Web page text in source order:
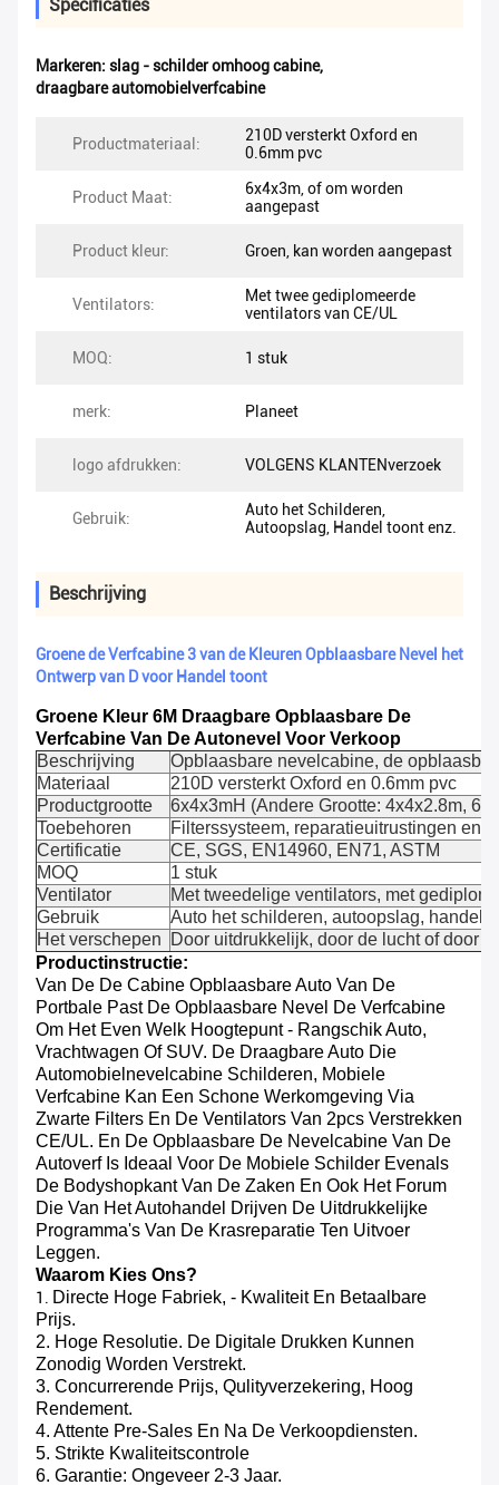
Specificaties
Markeren: slag - schilder omhoog cabine,
draagbare automobielverfcabine
Productmateriaal:
210D versterkt Oxford en
0.6mm pvc
Product Maat:
6x4x3m, of om worden
aangepast
Product kleur: Groen, kan worden aangepast
Ventilators:
Met twee gediplomeerde
ventilators van CE/UL
MOQ: 1 stuk
merk: Planeet
logo afdrukken: VOLGENS KLANTENverzoek
Gebruik:
Auto het Schilderen,
Autoopslag, Handel toont enz.
Beschrijving
Groene de Verfcabine 3 van de Kleuren Opblaasbare Nevel het
Ontwerp van D voor Handel toont
Groene Kleur 6M Draagbare Opblaasbare De
Verfcabine Van De Autonevel Voor Verkoop
Beschrijving
Opblaasbare nevelcabine, de
Materiaal
210D versterkt Oxford en 0.6mm pvc
Productgrootte
6x4x3mH (Andere Grootte: 4x4x2.8m,
Toebehoren
Filterssysteem, reparatieuitrustingen en
Certificatie
CE, SGS, EN14960, EN71, ASTM
MOQ
1 stuk
Ventilator
Met tweedelige ventilators, met
Gebruik
Auto het schilderen, autoopslag, handel
Het verschepen
Door uitdrukkelijk, door de lucht of door
Productinstructie:
Van De De Cabine Opblaasbare Auto Van De
Portbale Past De Opblaasbare Nevel De Verfcabine
Om Het Even Welk Hoogtepunt - Rangschik Auto,
Vrachtwagen Of SUV. De Draagbare Auto Die
Automobielnevelcabine Schilderen, Mobiele
Verfcabine Kan Een Schone Werkomgeving Via
Zwarte Filters En De Ventilators Van 2pcs Verstrekken
CE/UL. En De Opblaasbare De Nevelcabine Van De
Autoverf Is Ideaal Voor De Mobiele Schilder Evenals
De Bodyshopkant Van De Zaken En Ook Het Forum
Die Van Het Autohandel Drijven De Uitdrukkelijke
Programma's Van De Krasreparatie Ten Uitvoer
Leggen.
Waarom Kies Ons?
1. Directe Hoge Fabriek, - Kwaliteit En Betaalbare
Prijs.
2. Hoge Resolutie. De Digitale Drukken Kunnen
Zonodig Worden Verstrekt.
3. Concurrerende Prijs, Qulityverzekering, Hoog
Rendement.
4. Attente Pre-Sales En Na De Verkoopdiensten.
5. Strikte Kwaliteitscontrole
6. Garantie: Ongeveer 2-3 Jaar.